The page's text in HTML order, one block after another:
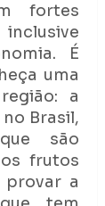
fortes
É
uma
a
Brasil,
são
frutos
provar a